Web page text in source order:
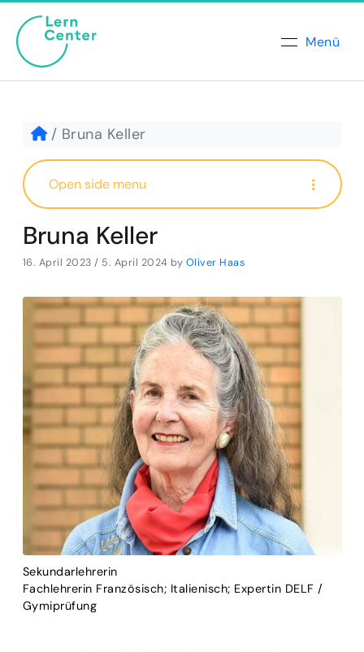
Menü
Bruna Keller
Bruna Keller
16. April 2023 / 5. April 2024 by Oliver Haas
Sekundarlehrerin
Fachlehrerin Französisch; Italienisch; Expertin DELF /
Gymiprüfung
Open side menu